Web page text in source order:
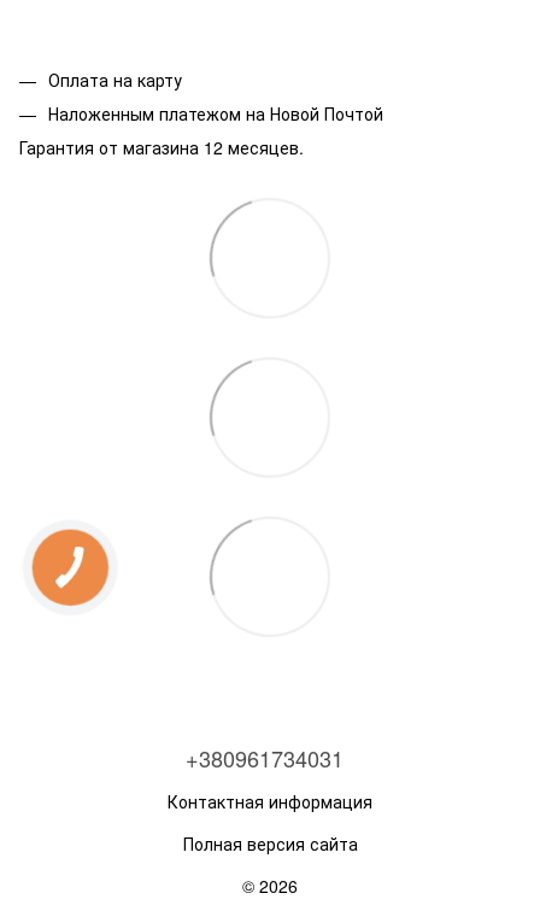
Оплата на карту
Наложенным платежом на Новой Почтой
Гарантия от магазина 12 месяцев.
+380961734031
Контактная информация
Полная версия сайта
© 2026